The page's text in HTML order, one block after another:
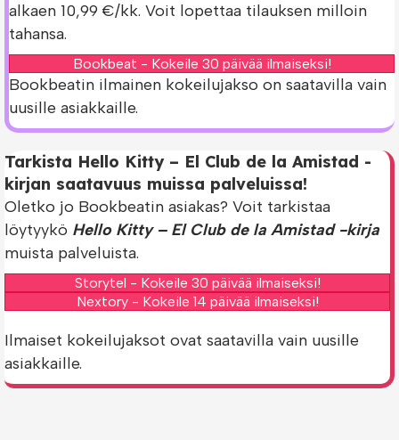
alkaen 10,99 €/kk. Voit lopettaa tilauksen milloin
tahansa.
Bookbeat - Kokeile 30 päivää ilmaiseksi!
Bookbeatin ilmainen kokeilujakso on saatavilla vain
uusille asiakkaille.
Tarkista Hello Kitty – El Club de la Amistad -
kirjan saatavuus muissa palveluissa!
Oletko jo Bookbeatin asiakas? Voit tarkistaa
löytyykö Hello Kitty – El Club de la Amistad -kirja
muista palveluista.
Storytel - Kokeile 30 päivää ilmaiseksi!
Nextory - Kokeile 14 päivää ilmaiseksi!
Ilmaiset kokeilujaksot ovat saatavilla vain uusille
asiakkaille.